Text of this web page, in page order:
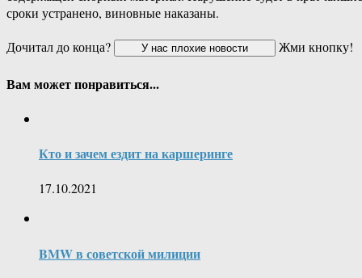
сроки устранено, виновные наказаны.
Дочитал до конца?
Жми кнопку!
Вам может понравиться...
Кто и зачем ездит на каршеринге
17.10.2021
BMW в советской милиции